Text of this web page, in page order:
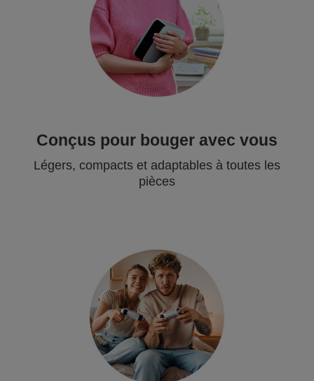
Conçus pour bouger avec vous
Légers, compacts et adaptables à toutes les
pièces